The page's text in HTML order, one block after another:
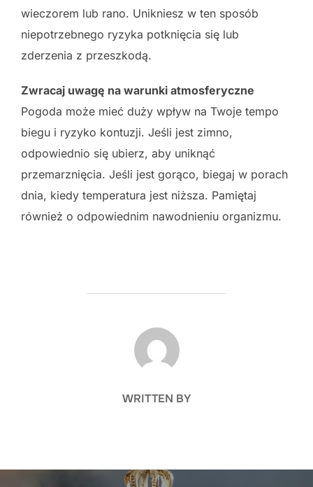
wieczorem lub rano. Unikniesz w ten sposób
niepotrzebnego ryzyka potknięcia się lub
zderzenia z przeszkodą.
Zwracaj uwagę na warunki atmosferyczne
Pogoda może mieć duży wpływ na Twoje tempo
biegu i ryzyko kontuzji. Jeśli jest zimno,
odpowiednio się ubierz, aby uniknąć
przemarznięcia. Jeśli jest gorąco, biegaj w porach
dnia, kiedy temperatura jest niższa. Pamiętaj
również o odpowiednim nawodnieniu organizmu.
POST AUTHOR
WRITTEN BY